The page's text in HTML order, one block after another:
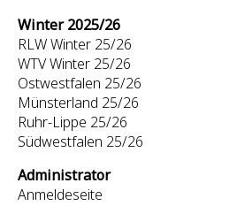
Winter 2025/26
RLW Winter 25/26
WTV Winter 25/26
Ostwestfalen 25/26
Münsterland 25/26
Ruhr-Lippe 25/26
Südwestfalen 25/26
Administrator
Anmeldeseite